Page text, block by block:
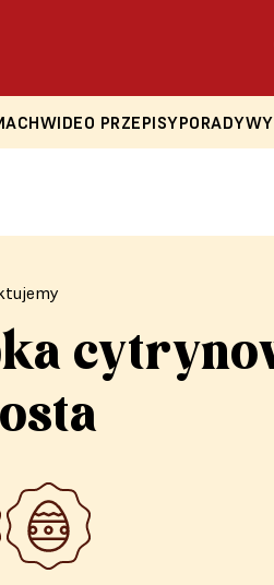
WIDEO PRZEPISYPORADY